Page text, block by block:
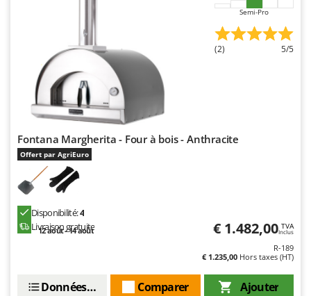
Zodiac
Zomax
Semi-Pro
(2) 5/5
Fontana Margherita - Four à bois - Anthracite
Offert par AgriEuro
Disponibilité:4
Livraison gratuite
12 août - 14 août € 1.482,00 TVA
Inclus
R-189
€ 1.235,00 Hors taxes (HT)
Ajouter
Comparer
Données techniques